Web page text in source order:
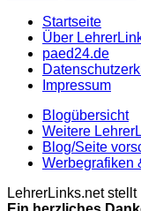
Startseite
Über
paed24.de
Impressum
Blogübersicht
Weitere
Blog/Seite
Werbegrafiken
LehrerLinks.net